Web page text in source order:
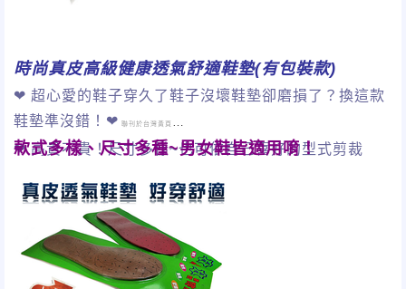
時尚真皮高級健康透氣舒適鞋墊(有包裝款)
❤ 超心愛的鞋子穿久了鞋子沒壞鞋墊卻磨損了？換這款
鞋墊準沒錯！❤
聯刊於台灣黃頁
❤ 高貴不貴！尺寸多樣~也可依自己喜好的型式剪裁
❤ 多孔透氣真皮舒適鞋墊讓您好穿好走！ ❤
款式多樣、尺寸多種~男女鞋皆適用唷！